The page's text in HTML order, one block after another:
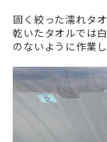
固く絞った濡れタ
乾いたタオルでは
のないように作業